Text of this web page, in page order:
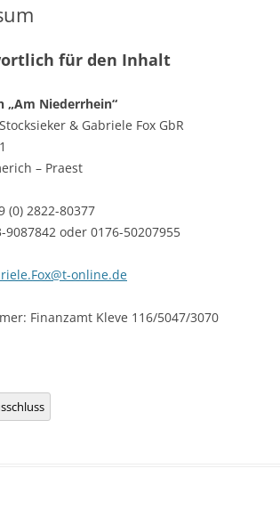
für den Inhalt
„Am Niederrhein“
& Gabriele Fox GbR
– Praest
(0) 2822-80377
9087842 oder 0176-50207955
online.de
Finanzamt Kleve 116/5047/3070